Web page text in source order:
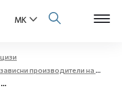
на етил алкохол и жестоки алкохолни пијалаци за комерцијални цели - мали дестилерии